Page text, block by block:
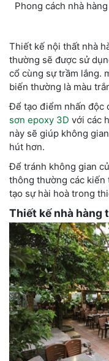
Phong cách nhà
Thiết kế nội thất nhà
thường sẽ được sử
cổ cùng sự trầm lắng.
biến thường là màu
Để tạo điểm nhấn độc
sơn epoxy 3D với các
này sẽ giúp không
hút hơn.
Để tránh không gian
thông thường các kiến
tạo sự hài hoà trong
Thiết kế nhà hàng